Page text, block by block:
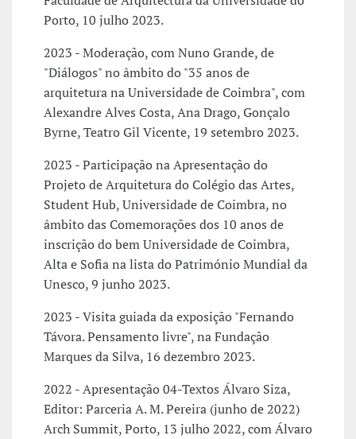
Porto, 10 julho 2023.
2023 - Moderação, com Nuno Grande, de
"Diálogos" no âmbito do "35 anos de
arquitetura na Universidade de Coimbra", com
Alexandre Alves Costa, Ana Drago, Gonçalo
Byrne, Teatro Gil Vicente, 19 setembro 2023.
2023 - Participação na Apresentação do
Projeto de Arquitetura do Colégio das Artes,
Student Hub, Universidade de Coimbra, no
âmbito das Comemorações dos 10 anos de
inscrição do bem Universidade de Coimbra,
Alta e Sofia na lista do Património Mundial da
Unesco, 9 junho 2023.
2023 - Visita guiada da exposição "Fernando
Távora. Pensamento livre", na Fundação
Marques da Silva, 16 dezembro 2023.
2022 - Apresentação 04-Textos Álvaro Siza,
Editor: Parceria A. M. Pereira (junho de 2022)
Arch Summit, Porto, 13 julho 2022, com Álvaro